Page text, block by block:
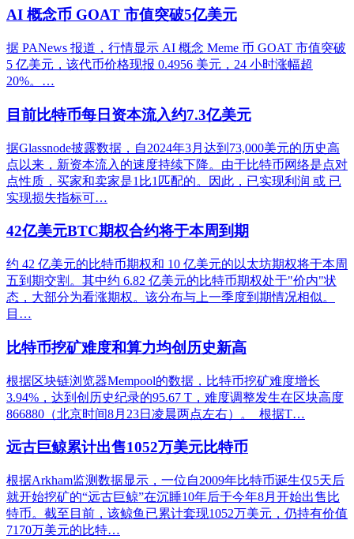
AI 概念币 GOAT 市值突破5亿美元
据 PANews 报道，行情显示 AI 概念 Meme 币 GOAT 市值突破
5 亿美元，该代币价格现报 0.4956 美元，24 小时涨幅超
20%。…
目前比特币每日资本流入约7.3亿美元
据Glassnode披露数据，自2024年3月达到73,000美元的历史高
点以来，新资本流入的速度持续下降。由于比特币网络是点对
点性质，买家和卖家是1比1匹配的。因此，已实现利润 或 已
实现损失指标可…
42亿美元BTC期权合约将于本周到期
约 42 亿美元的比特币期权和 10 亿美元的以太坊期权将于本周
五到期交割。其中约 6.82 亿美元的比特币期权处于"价内"状
态，大部分为看涨期权。该分布与上一季度到期情况相似。
目…
比特币挖矿难度和算力均创历史新高
根据区块链浏览器Mempool的数据，比特币挖矿难度增长
3.94%，达到创历史纪录的95.67 T，难度调整发生在区块高度
866880（北京时间8月23日凌晨两点左右）。 根据T…
远古巨鲸累计出售1052万美元比特币
根据Arkham监测数据显示，一位自2009年比特币诞生仅5天后
就开始挖矿的“远古巨鲸”在沉睡10年后于今年8月开始出售比
特币。截至目前，该鲸鱼已累计套现1052万美元，仍持有价值
7170万美元的比特…